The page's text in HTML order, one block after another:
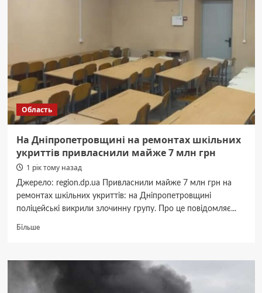
року
Область
На Дніпропетровщині на ремонтах шкільних
укриттів привласнили майже 7 млн грн
1 рік тому назад
Джерело: region.dp.ua Привласнили майже 7 млн грн на
ремонтах шкільних укриттів: на Дніпропетровщині
поліцейські викрили злочинну групу. Про це повідомляє...
БільшеДокладніше
Дніпропетровщині
ремонтах